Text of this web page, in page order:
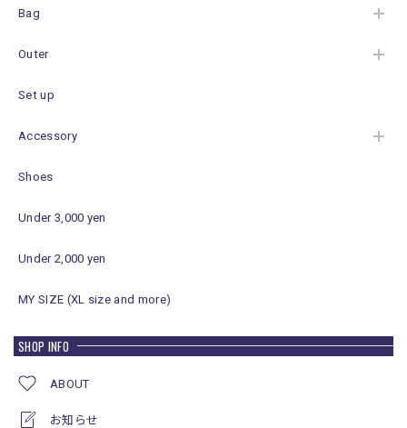
Bag
Outer
Set up
Accessory
Shoes
Under 3,000 yen
Under 2,000 yen
MY SIZE (XL size and more)
SHOP INFO
ABOUT
お知らせ